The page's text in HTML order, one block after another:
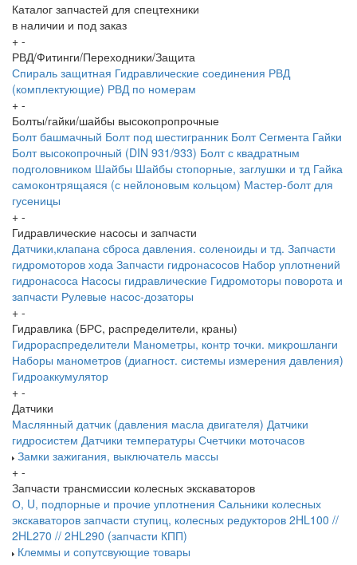
Каталог запчастей для спецтехники
в наличии и под заказ
+ -
РВД/Фитинги/Переходники/Защита
Спираль защитная Гидравлические соединения РВД
(комплектующие) РВД по номерам
+ -
Болты/гайки/шайбы высокопропрочные
Болт башмачный Болт под шестигранник Болт Сегмента Гайки
Болт высокопрочный (DIN 931/933) Болт с квадратным
подголовником Шайбы Шайбы стопорные, заглушки и тд Гайка
самоконтрящаяся (с нейлоновым кольцом) Мастер-болт для
гусеницы
+ -
Гидравлические насосы и запчасти
Датчики,клапана сброса давления. соленоиды и тд. Запчасти
гидромоторов хода Запчасти гидронасосов Набор уплотнений
гидронасоса Насосы гидравлические Гидромоторы поворота и
запчасти Рулевые насос-дозаторы
+ -
Гидравлика (БРС, распределители, краны)
Гидрораспределители Манометры, контр точки. микрошланги
Наборы манометров (диагност. системы измерения давления)
Гидроаккумулятор
+ -
Датчики
Маслянный датчик (давления масла двигателя) Датчики
гидросистем Датчики температуры Счетчики моточасов
Замки зажигания, выключатель массы
+ -
Запчасти трансмиссии колесных экскаваторов
О, U, подпорные и прочие уплотнения Сальники колесных
экскаваторов запчасти ступиц, колесных редукторов 2HL100 //
2HL270 // 2HL290 (запчасти КПП)
Клеммы и сопутсвующие товары